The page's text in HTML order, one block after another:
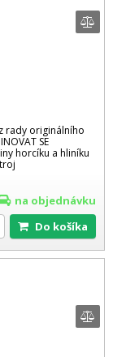
rady originálního
SE
horcíku a hliníku
na objednávku
Do košíka